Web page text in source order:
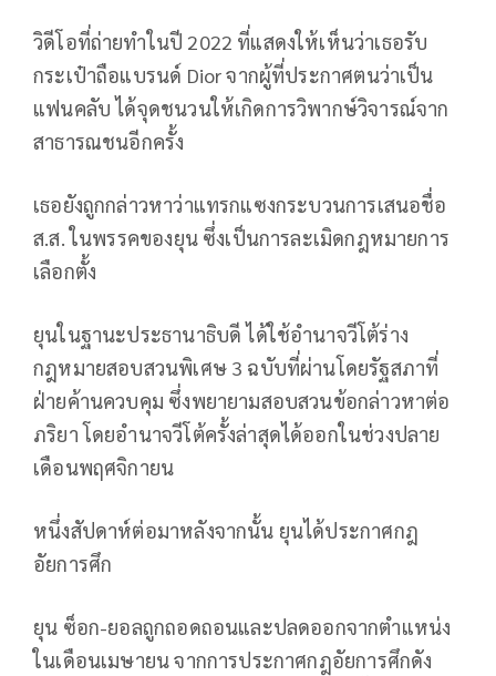
วิดีโอที่ถ่ายทำในปี 2022 ที่แสดงให้เห็นว่าเธอรับ
กระเป๋าถือแบรนด์ Dior จากผู้ที่ประกาศตนว่าเป็น
แฟนคลับ ได้จุดชนวนให้เกิดการวิพากษ์วิจารณ์จาก
สาธารณชนอีกครั้ง
เธอยังถูกกล่าวหาว่าแทรกแซงกระบวนการเสนอชื่อ
ส.ส. ในพรรคของยุน ซึ่งเป็นการละเมิดกฎหมายการ
เลือกตั้ง
ยุนในฐานะประธานาธิบดี ได้ใช้อำนาจวีโต้ร่าง
กฎหมายสอบสวนพิเศษ 3 ฉบับที่ผ่านโดยรัฐสภาที่
ฝ่ายค้านควบคุม ซึ่งพยายามสอบสวนข้อกล่าวหาต่อ
ภริยา โดยอำนาจวีโต้ครั้งล่าสุดได้ออกในช่วงปลาย
เดือนพฤศจิกายน
หนึ่งสัปดาห์ต่อมาหลังจากนั้น ยุนได้ประกาศกฎ
อัยการศึก
ยุน ซ็อก-ยอลถูกถอดถอนและปลดออกจากตำแหน่ง
ในเดือนเมษายน จากการประกาศกฎอัยการศึกดัง